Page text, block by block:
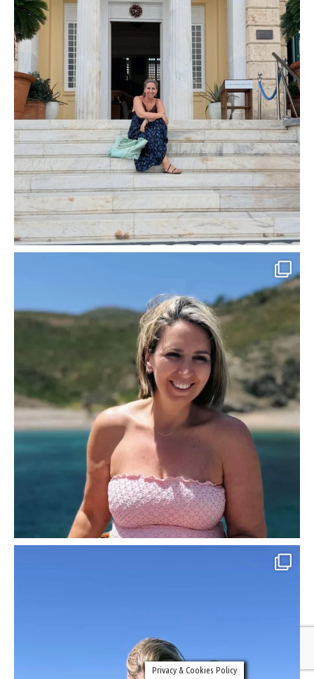
Privacy & Cookies Policy